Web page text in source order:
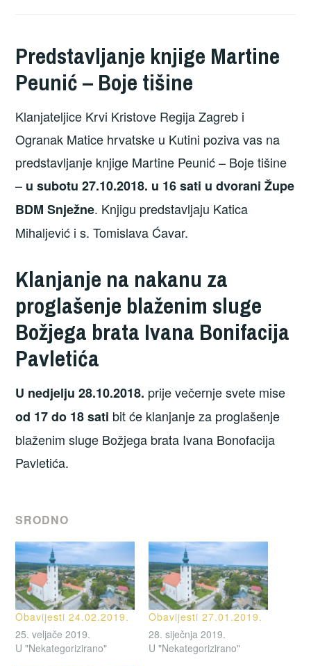
Predstavljanje knjige Martine
Peunić – Boje tišine
Klanjateljice Krvi Kristove Regija Zagreb i
Ogranak Matice hrvatske u Kutini poziva vas na
predstavljanje knjige Martine Peunić – Boje tišine
– u subotu 27.10.2018. u 16 sati u dvorani Župe
BDM Snježne. Knjigu predstavljaju Katica
Mihaljević i s. Tomislava Ćavar.
Klanjanje na nakanu za
proglašenje blaženim sluge
Božjega brata Ivana Bonifacija
Pavletića
U nedjelju 28.10.2018. prije večernje svete mise
od 17 do 18 sati bit će klanjanje za proglašenje
blaženim sluge Božjega brata Ivana Bonofacija
Pavletića.
SRODNO
Obavijesti 24.02.2019.
25. veljače 2019.
U "Nekategorizirano"
Obavijesti 27.01.2019.
28. siječnja 2019.
U "Nekategorizirano"